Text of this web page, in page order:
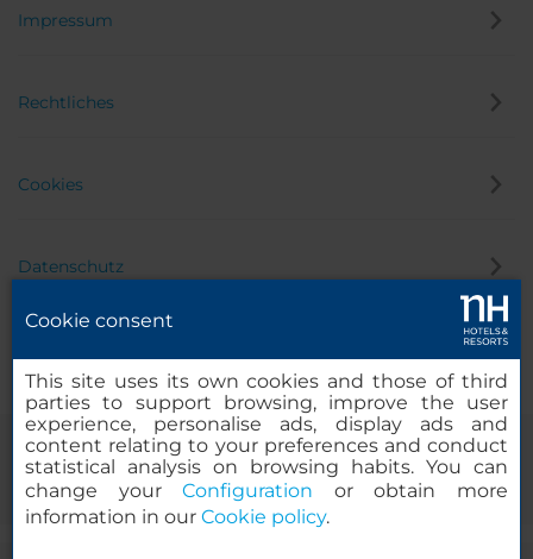
Impressum
Rechtliches
Cookies
Datenschutz
Cookie consent
This site uses its own cookies and those of third
parties to support browsing, improve the user
experience, personalise ads, display ads and
content relating to your preferences and conduct
statistical analysis on browsing habits. You can
change yourConfiguration or obtain more
information in our Cookie policy.